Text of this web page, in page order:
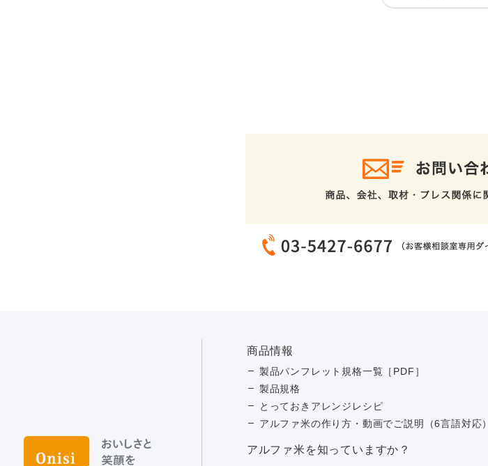
商品情報
製品パンフレット規格一覧［PDF］
製品規格
とっておきアレンジレシピ
アルファ米の作り方・動画でご説明（6言語対応）
アルファ⽶を知っていますか？